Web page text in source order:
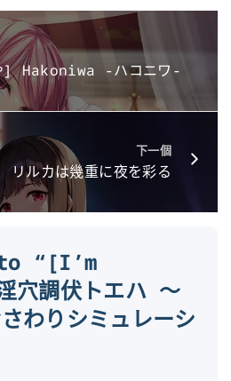
] Hakoniwa -ハコニワ-
下一個
ルカは幾重に夜を彩る
“[I’m
調伏トエハ ～
わりシミュレーシ